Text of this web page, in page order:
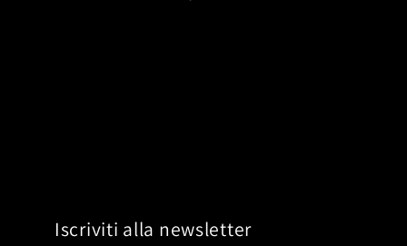
Iscriviti alla newsletter